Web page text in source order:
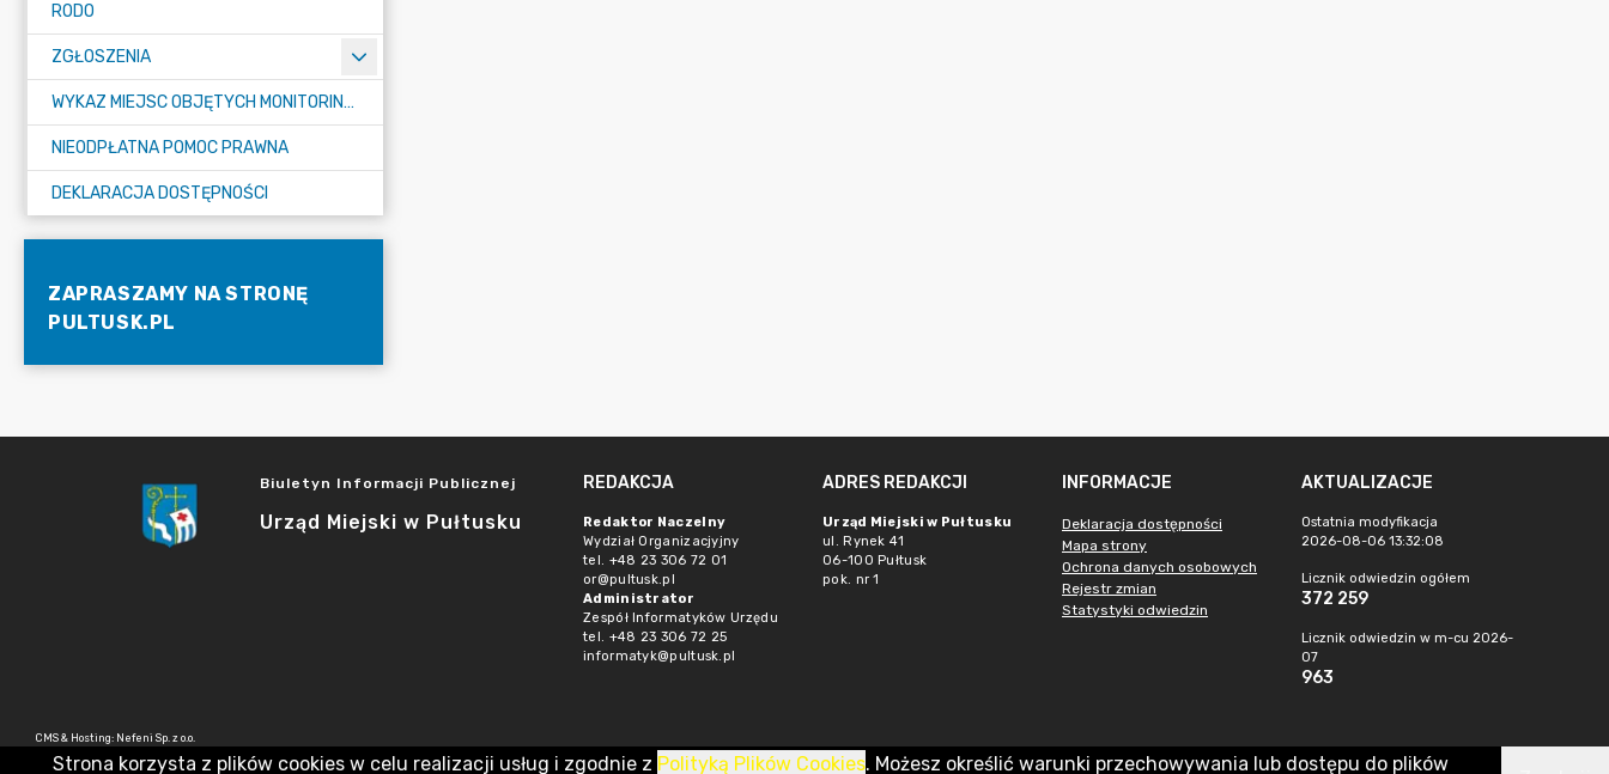
RODO
ZGŁOSZENIA
WYKAZ MIEJSC OBJĘTYCH MONITORINGIEM
NIEODPŁATNA POMOC PRAWNA
DEKLARACJA DOSTĘPNOŚCI
ZAPRASZAMY NA STRONĘ
PULTUSK.PL
Biuletyn Informacji Publicznej
Urząd Miejski w Pułtusku
REDAKCJA
Redaktor Naczelny
Wydział Organizacjyjny
tel. +48 23 306 72 01
or@pultusk.pl
Administrator
Zespół Informatyków Urzędu
tel. +48 23 306 72 25
informatyk@pultusk.pl
ADRES REDAKCJI
Urząd Miejski w Pułtusku
ul. Rynek 41
06-100 Pułtusk
pok. nr 1
INFORMACJE
Deklaracja dostępności
Mapa strony
Ochrona danych osobowych
Rejestr zmian
Statystyki odwiedzin
AKTUALIZACJE
Ostatnia modyfikacja
2026-08-06 13:32:08
Licznik odwiedzin ogółem
372 259
Licznik odwiedzin w m-cu 2026-
07
963
CMS & Hosting: Nefeni Sp. z o.o.
Strona korzysta z plików cookies w celu realizacji usług i zgodnie z Polityką Plików Cookies. Możesz określić warunki przechowywania lub dostępu do plików